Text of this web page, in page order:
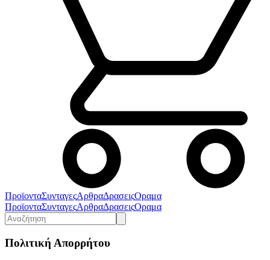
ΠροϊονταΣυνταγεςΑρθραΔρασειςΟραμα
ΠροϊονταΣυνταγεςΑρθραΔρασειςΟραμα
Πολιτική Απορρήτου